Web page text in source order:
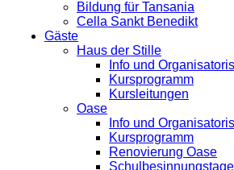
Bildung für Tansania
Cella Sankt Benedikt
Gäste
Haus der Stille
Info und
Kursprogramm
Kursleitungen
Oase
Info und
Kursprogramm
Renovierung Oase
Schulbesinnungstage